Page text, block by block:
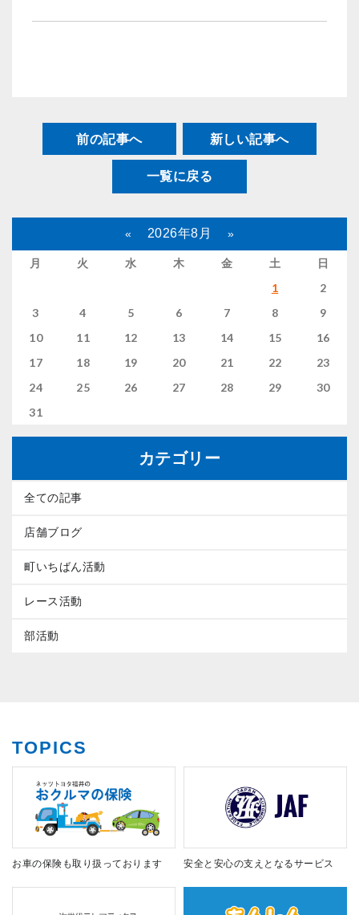
前の記事へ 新しい記事へ
一覧に戻る
« 2026年8月 »
月 火 水 木 金 土
日
1
2
3
4 5 6 7 8
9
10
11 12 13 14 15
16
17
18 19 20 21 22
23
24
25 26 27 28 29
30
31
カテゴリー
全ての記事
店舗ブログ
町いちばん活動
レース活動
部活動
TOPICS
お車の保険も取り扱っております 安全と安心の支えとなるサービス